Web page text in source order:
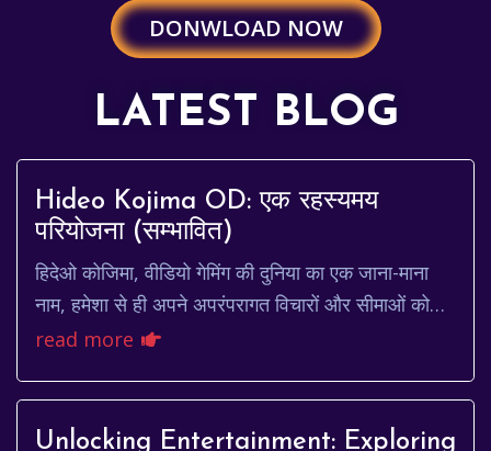
DONWLOAD NOW
LATEST BLOG
Hideo Kojima OD: एक रहस्यमय
परियोजना (सम्भावित)
हिदेओ कोजिमा, वीडियो गेमिंग की दुनिया का एक जाना-माना
नाम, हमेशा से ही अपने अपरंपरागत विचारों और सीमाओं को
तोड़ने वाले खेलों के लिए प्रसिद्ध रहे हैं। ...
read more
Unlocking Entertainment: Exploring